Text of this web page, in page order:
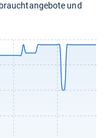
und